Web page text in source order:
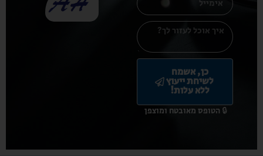
כן, אשמח
לשיחת ייעוץ
ללא עלות!
🔒 הטופס מאובטח ומוצפן